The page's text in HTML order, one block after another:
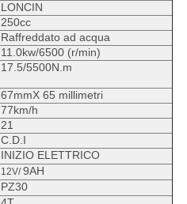
LONCIN
250cc
Raffreddato ad acqua
11.0kw/6500 (r/min)
17.5/5500N.m
67mmX 65 millimetri
77km/h
21
C.D.I
INIZIO ELETTRICO
12V/9AH
PZ30